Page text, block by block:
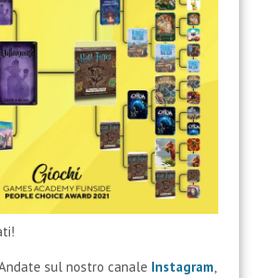
sul nostro canale Instagram